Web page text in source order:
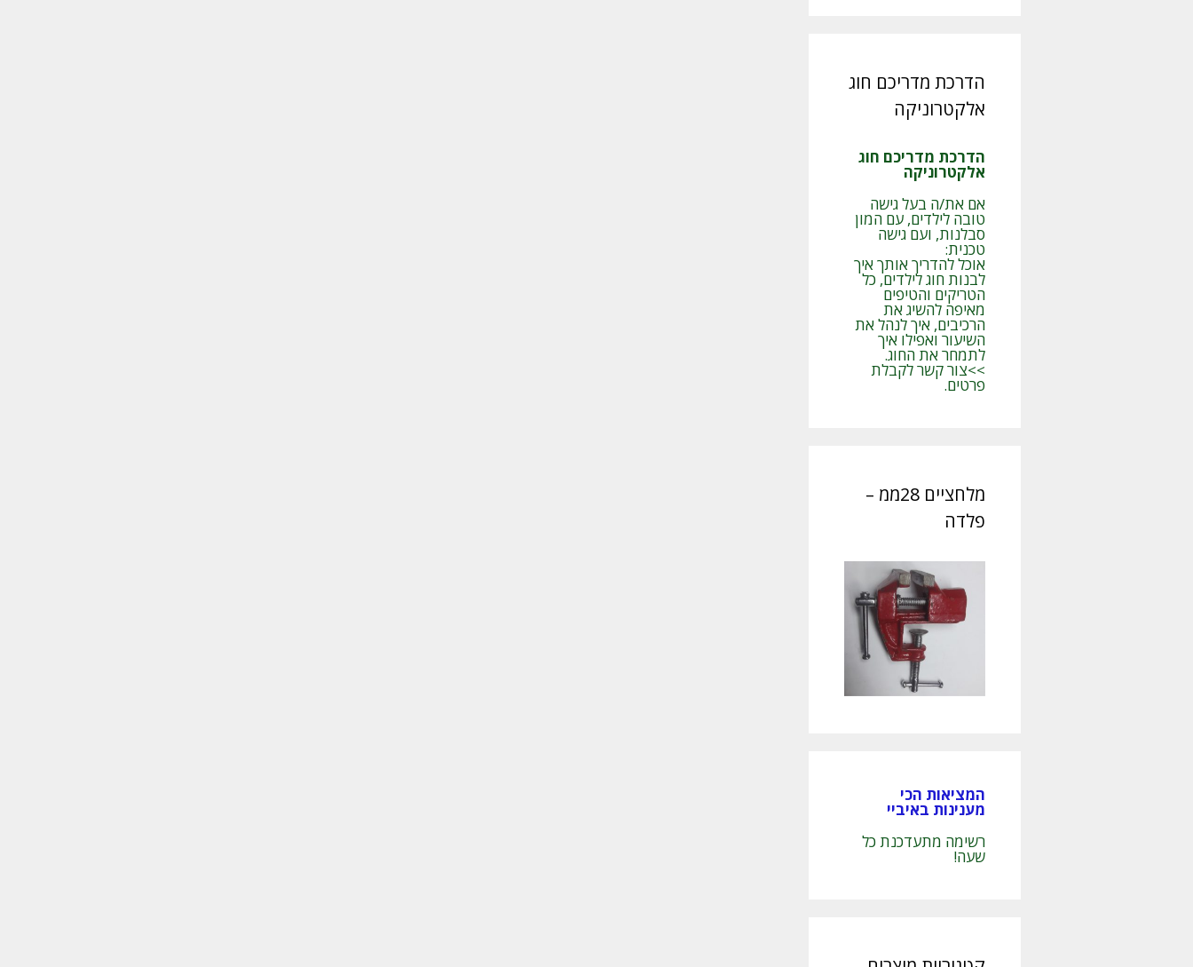
הדרכת מדריכם חוג
אלקטרוניקה
הדרכת מדריכם חוג
אלקטרוניקה
אם את/ה בעל גישה
טובה לילדים, עם המון
סבלנות, ועם גישה
טכנית:
אוכל להדריך אותך איך
לבנות חוג לילדים, כל
הטריקים והטיפים
מאיפה להשיג את
הרכיבים, איך לנהל את
השיעור ואפילו איך
לתמחר את החוג.
>>צור קשר לקבלת
פרטים.
מלחציים 28ממ –
פלדה
המציאות הכי
מענינות באיביי
רשימה מתעדכנת כל
שעה!